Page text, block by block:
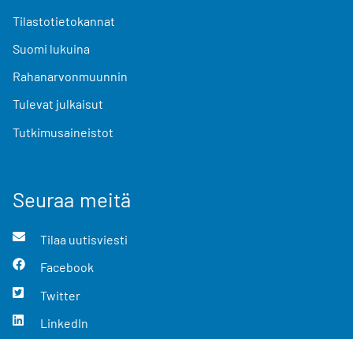
Tilastotietokannat
Suomi lukuina
Rahanarvonmuunnin
Tulevat julkaisut
Tutkimusaineistot
Seuraa meitä
Tilaa uutisviesti
Facebook
Twitter
LinkedIn